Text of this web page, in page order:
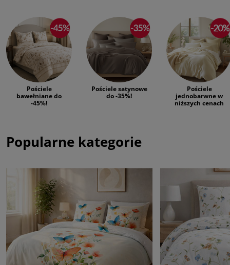
Pościele
bawełniane do
-45%!
Pościele satynowe
do -35%!
Pościele
jednobarwne w
niższych cenach
Popularne kategorie